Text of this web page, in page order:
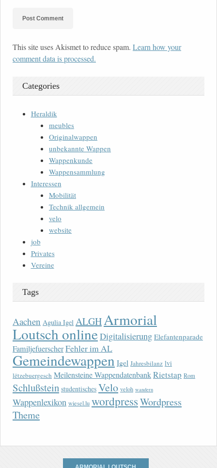
This site uses Akismet to reduce spam. Learn how your
comment data is processed.
Categories
Heraldik
meubles
Originalwappen
unbekannte Wappen
Wappenkunde
Wappensammlung
Interessen
Mobilität
Technik allgemein
velo
website
job
Privates
Vereine
Tags
Aachen Agulia Igel ALGHArmorial
Loutsch onlineDigitalisierung Elefantenparade
FamiljefuerscherFehler im AL
Gemeindewappen Igel Jahresbilanz lvi
lëtzebuergesch Meilensteine WappendatenbankRietstap Rom
Schlußstein studentisches Velo veloh wandern
Wappenlexikon wiesel.lu wordpressWordpress
Theme